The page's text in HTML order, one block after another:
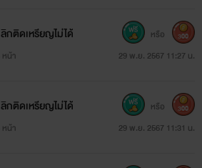
กติดเหรียญไม่ได้
หน้า 29 พ.ย. 2567 11:27 น.
หรือ 300
กติดเหรียญไม่ได้
หน้า 29 พ.ย. 2567 11:31 น.
หรือ 300